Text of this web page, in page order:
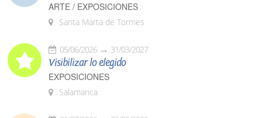
ARTE / EXPOSICIONES
Santa Marta de Tormes
05/06/2026 31/03/2027
Visibilizar lo elegido
EXPOSICIONES
Salamanca